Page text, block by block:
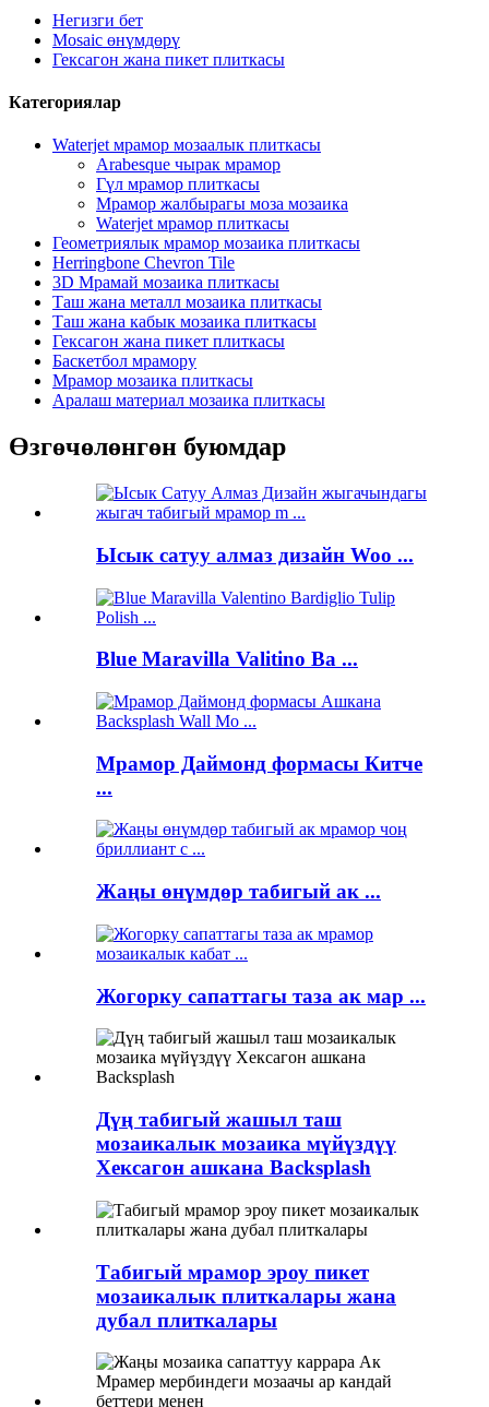
Негизги бет
Mosaic өнүмдөрү
Гексагон жана пикет плиткасы
Категориялар
Waterjet мрамор мозаалык плиткасы
Arabesque чырак мрамор
Гүл мрамор плиткасы
Мрамор жалбырагы моза мозаика
Waterjet мрамор плиткасы
Геометриялык мрамор мозаика плиткасы
Herringbone Chevron Tile
3D Мрамай мозаика плиткасы
Таш жана металл мозаика плиткасы
Таш жана кабык мозаика плиткасы
Гексагон жана пикет плиткасы
Баскетбол мрамору
Мрамор мозаика плиткасы
Аралаш материал мозаика плиткасы
Өзгөчөлөнгөн буюмдар
Ысык сатуу алмаз дизайн Woo ...
Blue Maravilla Valitino Ba ...
Мрамор Даймонд формасы Китче
...
Жаңы өнүмдөр табигый ак ...
Жогорку сапаттагы таза ак мар ...
Дүң табигый жашыл таш
мозаикалык мозаика мүйүздүү
Хексагон ашкана Backsplash
Табигый мрамор эроу пикет
мозаикалык плиткалары жана
дубал плиткалары